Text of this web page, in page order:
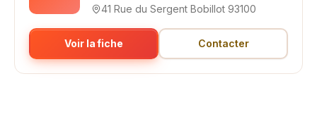
41 Rue du Sergent Bobillot 93100
Voir la fiche Contacter